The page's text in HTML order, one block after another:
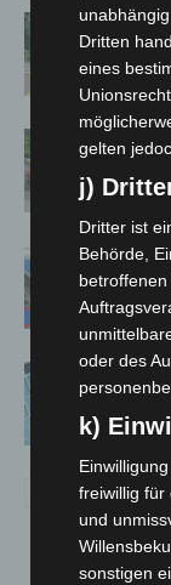
Dritten
eines
gelten
j)
Dritter ist
Behörde,
oder des
k)
freiwillig für
und
sonstigen